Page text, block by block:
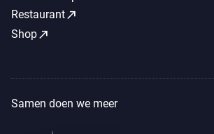
Restaurantcall_made
Shopcall_made
Samen doen we meer